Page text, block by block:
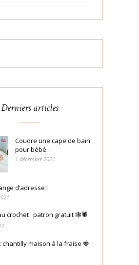
Derniers articles
Coudre une cape de bain
pour bébé…
1 décembre 2021
d’adresse !
crochet : patron gratuit 🕸🕷
chantilly maison à la fraise 🍓